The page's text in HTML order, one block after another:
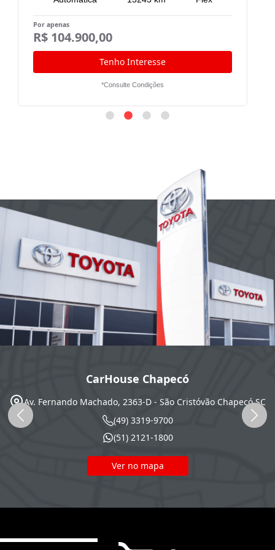
Por apenas
R$ 104.900,00
Tenho Interesse
*Consulte Condições
CarHouse Chapecó
Av. Fernando Machado, 2363-D - São Cristóvão Chapecó SC
(49) 3319-9700
(51) 2121-1800
Ver no mapa